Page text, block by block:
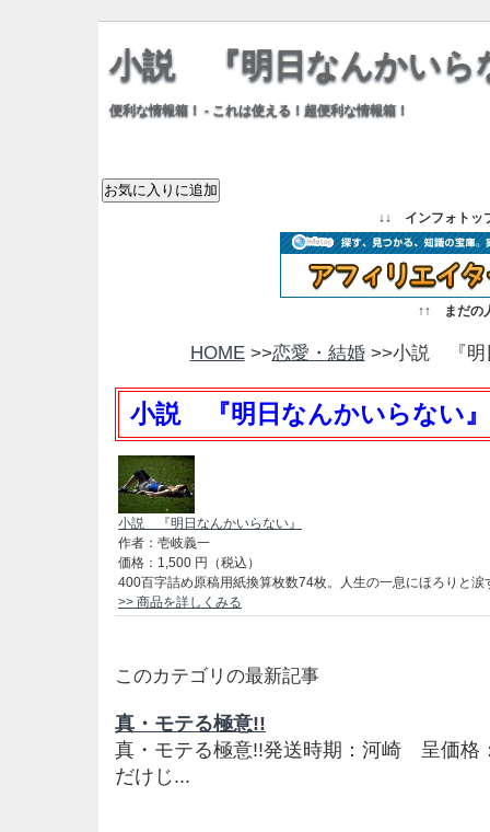
小説 『明日なんかいら
便利な情報箱！ - これは使える！超便利な情報箱！
↓↓ インフォトッ
↑↑ まだの
HOME>>恋愛・結婚>>小説 『明
小説 『明日なんかいらない』
小説 『明日なんかいらない』
作者： 壱岐義一
価格： 1,500 円（税込）
400百字詰め原稿用紙換算枚数74枚。人生の一息にほろりと涙
>> 商品を詳しくみる
このカテゴリの最新記事
真・モテる極意!!
真・モテる極意!!発送時期：河崎 呈価格
だけじ...